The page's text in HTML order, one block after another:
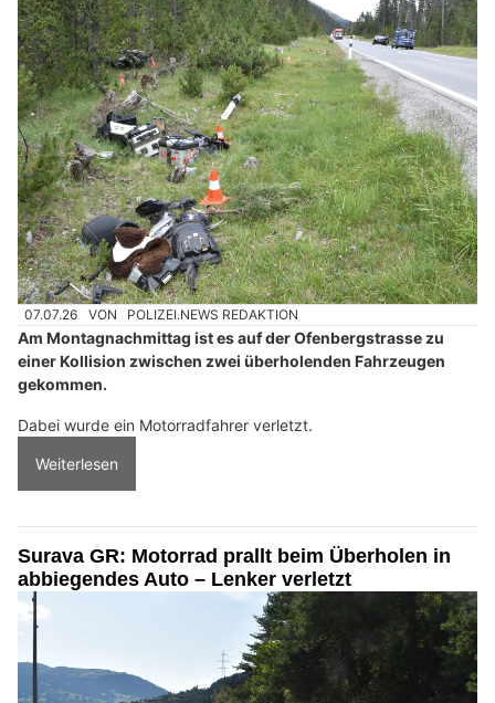
07.07.26 VON POLIZEI.NEWS REDAKTION
Am Montagnachmittag ist es auf der Ofenbergstrasse zu
einer Kollision zwischen zwei überholenden Fahrzeugen
gekommen.
Dabei wurde ein Motorradfahrer verletzt.
Weiterlesen
Surava GR: Motorrad prallt beim Überholen in
abbiegendes Auto – Lenker verletzt